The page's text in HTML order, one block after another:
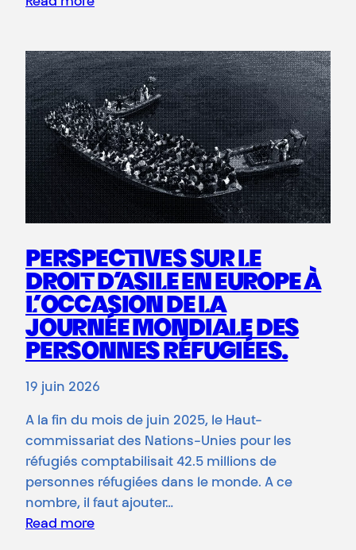
PERSPECTIVES SUR LE
DROIT D’ASILE EN EUROPE À
L’OCCASION DE LA
JOURNÉE MONDIALE DES
PERSONNES RÉFUGIÉES.
19 juin 2026
A la fin du mois de juin 2025, le Haut-
commissariat des Nations-Unies pour les
réfugiés comptabilisait 42.5 millions de
personnes réfugiées dans le monde. A ce
nombre, il faut ajouter…
Read more